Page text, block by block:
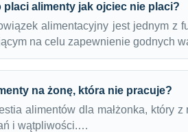
placi alimenty jak ojciec nie placi?
alimentacyjny jest jednym z
na celu zapewnienie godnych
na żonę, która nie pracuje?
alimentów dla małżonka, który
i wątpliwości.…